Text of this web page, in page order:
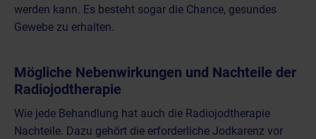
werden kann. Es besteht sogar die Chance, gesundes
Gewebe zu erhalten.
Mögliche Nebenwirkungen und Nachteile der
Radiojodtherapie
Wie jede Behandlung hat auch die Radiojodtherapie
Nachteile. Dazu gehört die erforderliche Jodkarenz vor